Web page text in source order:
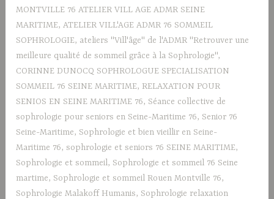
MONTVILLE 76 ATELIER VILL AGE ADMR SEINE
MARITIME,ATELIER VILL'AGE ADMR 76 SOMMEIL
SOPHROLOGIE, ateliers "Vill'âge" de l'ADMR "Retrouver une
meilleure qualité de sommeil grâce à la Sophrologie",
CORINNE DUNOCQ SOPHROLOGUE SPECIALISATION
SOMMEIL 76 SEINE MARITIME, RELAXATION POUR
SENIOS EN SEINE MARITIME 76, Séance collective de
sophrologie pour seniors en Seine-Maritime 76, Senior 76
Seine-Maritime, Sophrologie et bien vieillir en Seine-
Maritime 76,sophrologie et seniors 76 SEINE MARITIME,
Sophrologie et sommeil, Sophrologie et sommeil 76 Seine
martime, Sophrologie et sommeil Rouen Montville 76,
Sophrologie Malakoff Humanis, Sophrologie relaxation